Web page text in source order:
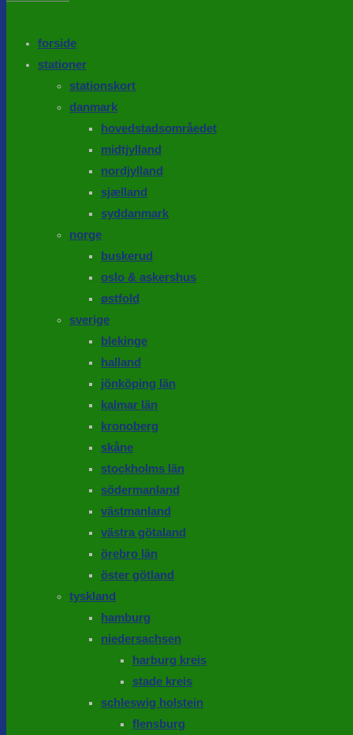
forside
stationer
stationskort
danmark
hovedstadsområedet
midtjylland
nordjylland
sjælland
syddanmark
norge
buskerud
oslo & askershus
østfold
sverige
blekinge
halland
jönköping län
kalmar län
kronoberg
skåne
stockholms län
södermanland
västmanland
västra götaland
örebro län
öster götland
tyskland
hamburg
niedersachsen
harburg kreis
stade kreis
schleswig holstein
flensburg